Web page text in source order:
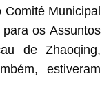
Municipal
os Assuntos
de Zhaoqing,
estiveram